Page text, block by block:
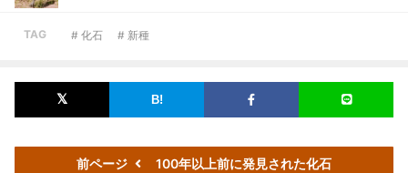
TAG # 化石 # 新種
前ページ 100年以上前に発見された化石